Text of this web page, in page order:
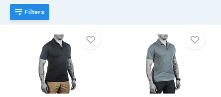
Filters